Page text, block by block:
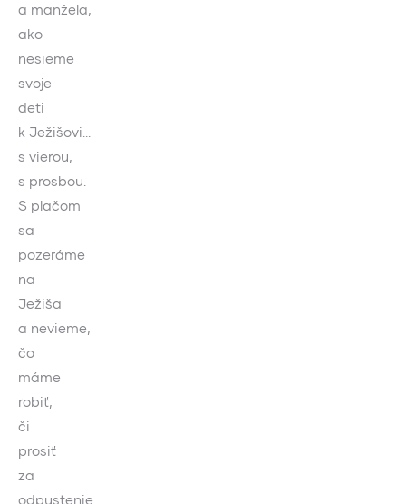
a manžela,
ako
nesieme
svoje
deti
k Ježišovi…
s vierou,
s prosbou.
S plačom
sa
pozeráme
na
Ježiša
a nevieme,
čo
máme
robiť,
či
prosiť
za
odpustenie